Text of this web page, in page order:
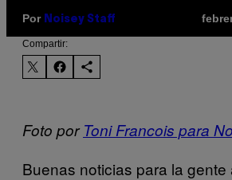
Por Noisey Staff
Compartir:
Foto porToni Francois para
Buenas noticias para la